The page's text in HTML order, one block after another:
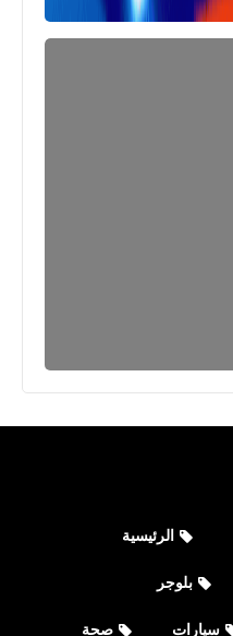
الرئيسية
بلوجر
سيارات صحة